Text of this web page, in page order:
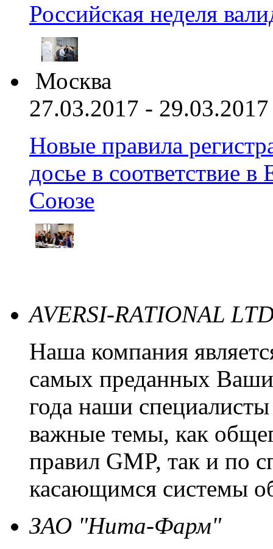
Российская неделя
Москва
27.03.2017 - 29.03.2017
Новые правила
досье в соответствие
Союзе
AVERSI-RATIONAL
Наша компания
самых преданных
года наши
важные темы, как
правил GMP, так и по
касающимся системы
ЗАО "Нита-Фарм"